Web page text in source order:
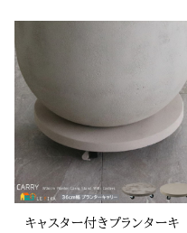
底石 マルチング材 発砲セラ
ミック 再生セラミック 砂利
20L
キャスター付きプランターキ